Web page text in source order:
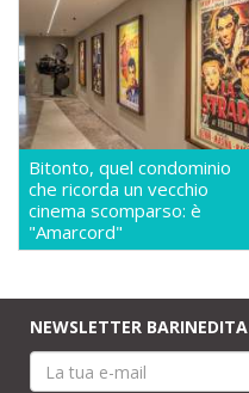
Bitonto, quel condominio
che ricorda un vecchio
cinema scomparso: è
"Amarcord"
NEWSLETTER BARINEDITA